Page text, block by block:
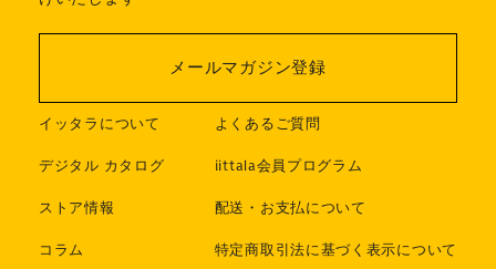
メールマガジン登録
イッタラについて
デジタル カタログ
ストア情報
コラム
よくあるご質問
iittala会員プログラム
配送・お支払について
特定商取引法に基づく表示について